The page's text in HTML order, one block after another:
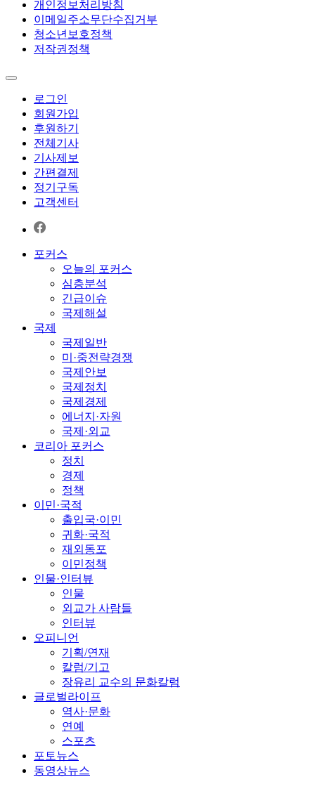
개인정보처리방침
이메일주소무단수집거부
청소년보호정책
저작권정책
로그인
회원가입
후원하기
전체기사
기사제보
간편결제
정기구독
고객센터
포커스
오늘의 포커스
심층분석
긴급이슈
국제해설
국제
국제일반
미·중전략경쟁
국제안보
국제정치
국제경제
에너지·자원
국제·외교
코리아 포커스
정치
경제
정책
이민·국적
출입국·이민
귀화·국적
재외동포
이민정책
인물·인터뷰
인물
외교가 사람들
인터뷰
오피니언
기획/연재
칼럼/기고
장유리 교수의 문화칼럼
글로벌라이프
역사·문화
연예
스포츠
포토뉴스
동영상뉴스